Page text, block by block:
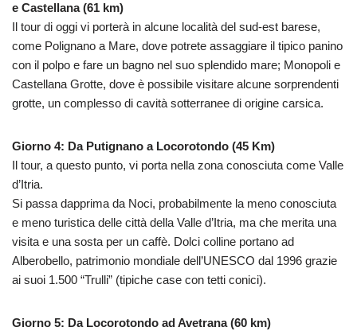
e Castellana (61 km)
Il tour di oggi vi porterà in alcune località del sud-est barese,
come Polignano a Mare, dove potrete assaggiare il tipico panino
con il polpo e fare un bagno nel suo splendido mare; Monopoli e
Castellana Grotte, dove è possibile visitare alcune sorprendenti
grotte, un complesso di cavità sotterranee di origine carsica.
Giorno 4: Da Putignano a Locorotondo (45 Km)
Il tour, a questo punto, vi porta nella zona conosciuta come Valle
d’Itria.
Si passa dapprima da Noci, probabilmente la meno conosciuta
e meno turistica delle città della Valle d’Itria, ma che merita una
visita e una sosta per un caffè. Dolci colline portano ad
Alberobello, patrimonio mondiale dell’UNESCO dal 1996 grazie
ai suoi 1.500 “Trulli” (tipiche case con tetti conici).
Giorno 5: Da Locorotondo ad Avetrana (60 km)